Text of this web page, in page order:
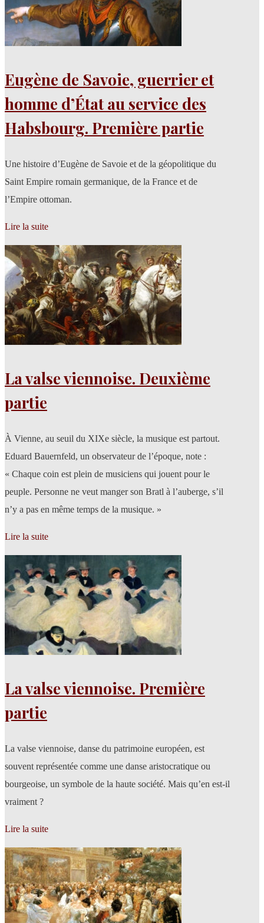
Eugène de Savoie, guerrier et
homme d’État au service des
Habsbourg. Première partie
Une histoire d’Eugène de Savoie et de la géopolitique du
Saint Empire romain germanique, de la France et de
l’Empire ottoman.
Lire la suite
La valse viennoise. Deuxième
partie
À Vienne, au seuil du XIXe siècle, la musique est partout.
Eduard Bauernfeld, un observateur de l’époque, note :
« Chaque coin est plein de musiciens qui jouent pour le
peuple. Personne ne veut manger son Bratl à l’auberge, s’il
n’y a pas en même temps de la musique. »
Lire la suite
La valse viennoise. Première
partie
La valse viennoise, danse du patrimoine européen, est
souvent représentée comme une danse aristocratique ou
bourgeoise, un symbole de la haute société. Mais qu’en est-il
vraiment ?
Lire la suite